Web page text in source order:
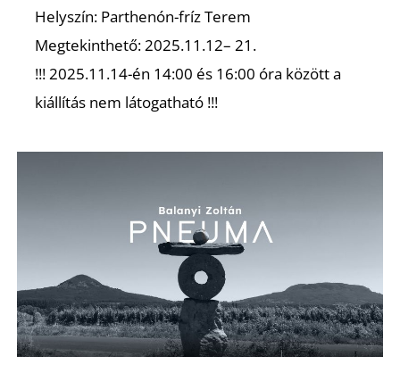
Helyszín: Parthenón-fríz Terem
Megtekinthető: 2025.11.12– 21.
!!! 2025.11.14-én 14:00 és 16:00 óra között a
kiállítás nem látogatható !!!